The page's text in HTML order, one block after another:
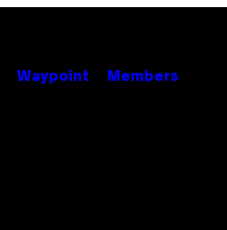
Waypoint Members